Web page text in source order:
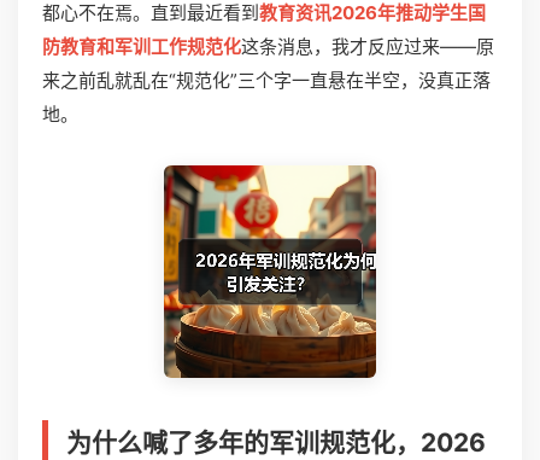
都心不在焉。直到最近看到教育资讯2026年推动学生国
防教育和军训工作规范化这条消息，我才反应过来——原
来之前乱就乱在“规范化”三个字一直悬在半空，没真正落
地。
为什么喊了多年的军训规范化，2026